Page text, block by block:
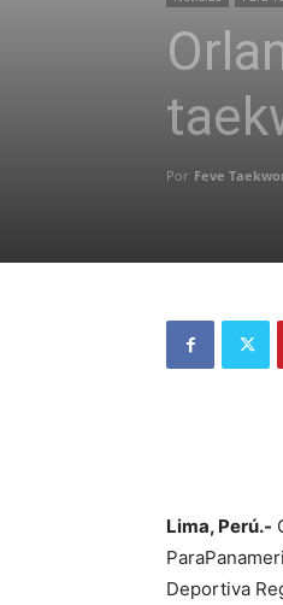
Por Feve
Lima, Perú.-
Deportiva